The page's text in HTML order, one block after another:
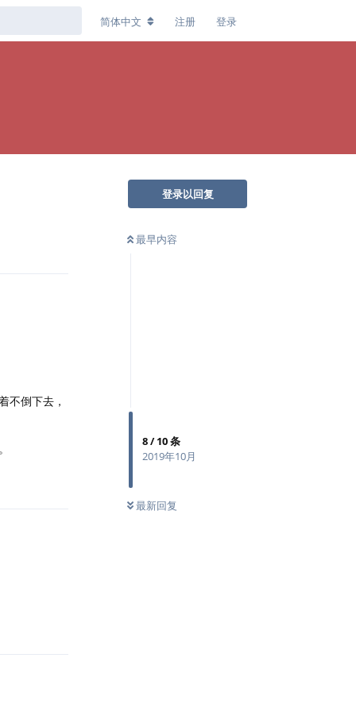
简体中文 注册 登录
登录以回复
最早内容
8/10条
2019年10月
最新回复
不倒下去，